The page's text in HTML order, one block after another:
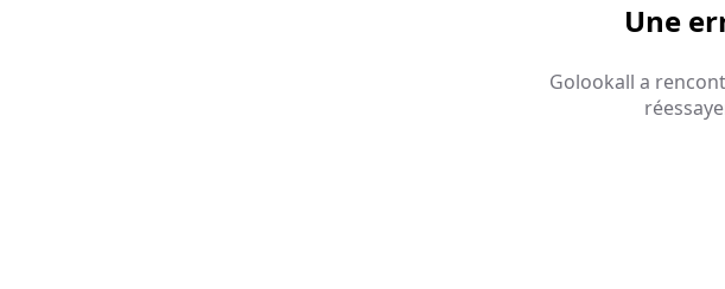
Une
Golookall a